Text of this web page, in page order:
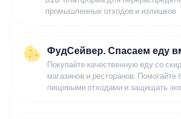
промышленных отходов и излишков
ФудСейвер. Спасаем еду
Покупайте качественную еду со
магазинов и ресторанов. Помогайте
пищевыми отходами и защищать